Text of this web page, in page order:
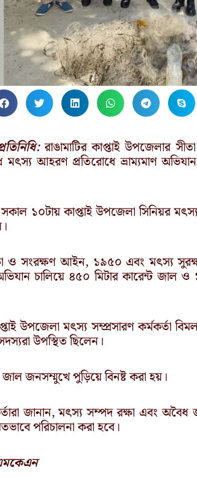
রাঙামাটির কাপ্তাই উপজেলার
আহরণ প্রতিরোধে ভ্রাম্যমাণ
১০টায় কাপ্তাই উপজেলা সিনিয়র মৎস্য
ও সংরক্ষণ আইন, ১৯৫০ এবং মৎস্য
চালিয়ে ৪৫০ মিটার কারেন্ট জাল
উপজেলা মৎস্য সম্প্রসারণ কর্মকর্তা
উপস্থিত ছিলেন।
জনসম্মুখে পুড়িয়ে বিনষ্ট করা হয়।
জানান, মৎস্য সম্পদ রক্ষা এবং
পরিচালনা করা হবে।